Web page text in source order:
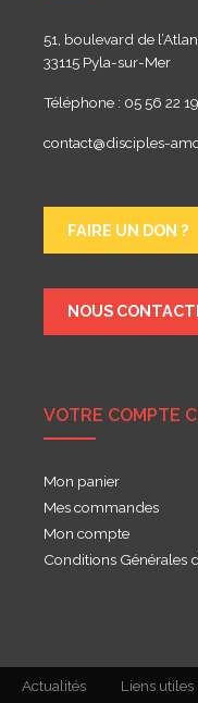
51, boulevard de
33115 Pyla-sur-Mer
Téléphone : 05 56 22
contact@disciples-
FAIRE UN DON ?
NOUS
VOTRE COMPTE
Mon panier
Mes commandes
Mon compte
Conditions Générales
Actualités Liens utiles